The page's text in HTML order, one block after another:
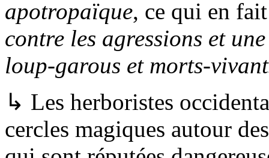
apotropaïque, ce qui en
contre les agressions et
loup-garous et morts-
↳ Les herboristes
cercles magiques autour